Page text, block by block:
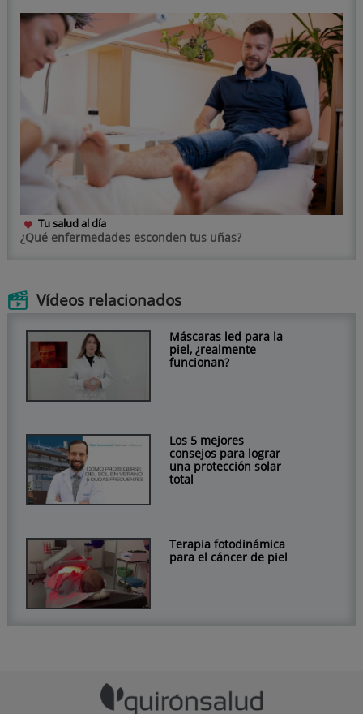
Tu salud al día
¿Qué enfermedades esconden tus uñas?
Vídeos relacionados
Máscaras led para la
piel, ¿realmente
funcionan?
Los 5 mejores
consejos para lograr
una protección solar
total
Terapia fotodinámica
para el cáncer de piel